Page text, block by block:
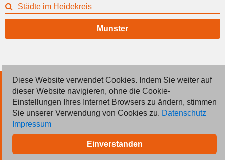
Städte im Heidekreis
Munster
© 2026 Deutsche Jobmarkt GmbH
Inserieren
Kontakt
Diese Website verwendet Cookies. Indem Sie weiter auf
dieser Website navigieren, ohne die Cookie-
Einstellungen Ihres Internet Browsers zu ändern, stimmen
Sie unserer Verwendung von Cookies zu. Datenschutz
Impressum
Einverstanden